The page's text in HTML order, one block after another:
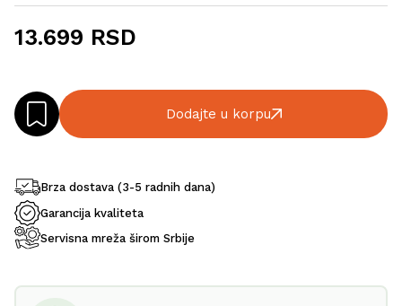
13.699 RSD
Dodajte u korpu
Brza dostava (3-5 radnih dana)
Garancija kvaliteta
Servisna mreža širom Srbije